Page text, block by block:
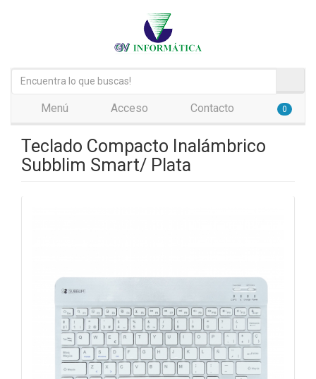
Menú Acceso Contacto 0
Teclado Compacto Inalámbrico
Subblim Smart/ Plata